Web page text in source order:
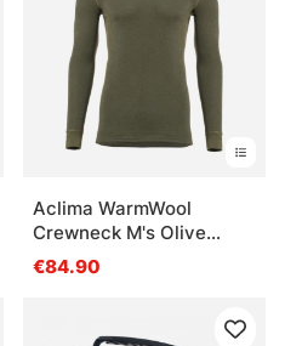
Aclima WarmWool
Crewneck M's Olive
Night
€84.90